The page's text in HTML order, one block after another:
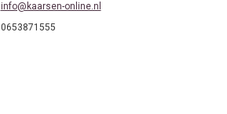
info@kaarsen-online.nl
0653871555